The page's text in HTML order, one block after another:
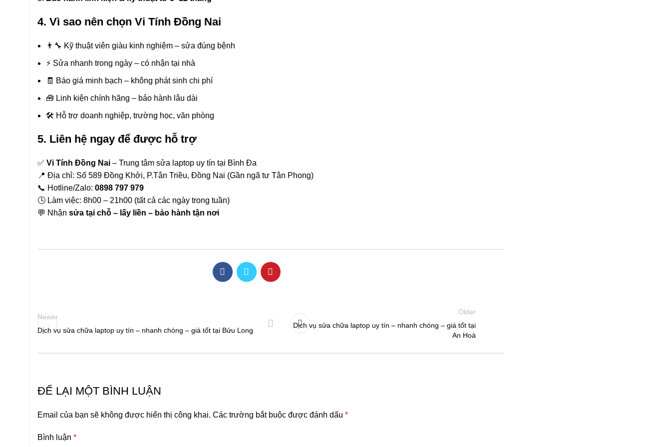
4. Vì sao nên chọn Vi Tính Đồng Nai
👨‍🔧 Kỹ thuật viên giàu kinh nghiệm – sửa đúng bệnh
⚡ Sửa nhanh trong ngày – có nhận tại nhà
🧾 Báo giá minh bạch – không phát sinh chi phí
🧰 Linh kiện chính hãng – bảo hành lâu dài
🛠 Hỗ trợ doanh nghiệp, trường học, văn phòng
5. Liên hệ ngay để được hỗ trợ
✅ Vi Tính Đồng Nai – Trung tâm sửa laptop uy tín tại Bình Đa
📍 Địa chỉ: Số 589 Đồng Khởi, P.Tân Triều, Đồng Nai (Gần ngã tư Tân Phong)
📞 Hotline/Zalo: 0898 797 979
🕓 Làm việc: 8h00 – 21h00 (tất cả các ngày trong tuần)
💬 Nhận sửa tại chỗ – lấy liền – bảo hành tận nơi
Newer
Dịch vụ sửa chữa laptop uy tín – nhanh chóng – giá tốt tại Bửu Long
Older
Dịch vụ sửa chữa laptop uy tín – nhanh chóng – giá tốt tại
An Hoà
ĐỂ LẠI MỘT BÌNH LUẬN
Email của bạn sẽ không được hiển thị công khai. Các trường bắt buộc được đánh dấu *
Bình luận *